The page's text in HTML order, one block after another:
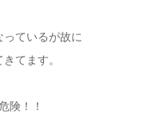
ているが故に
てます。
険！！